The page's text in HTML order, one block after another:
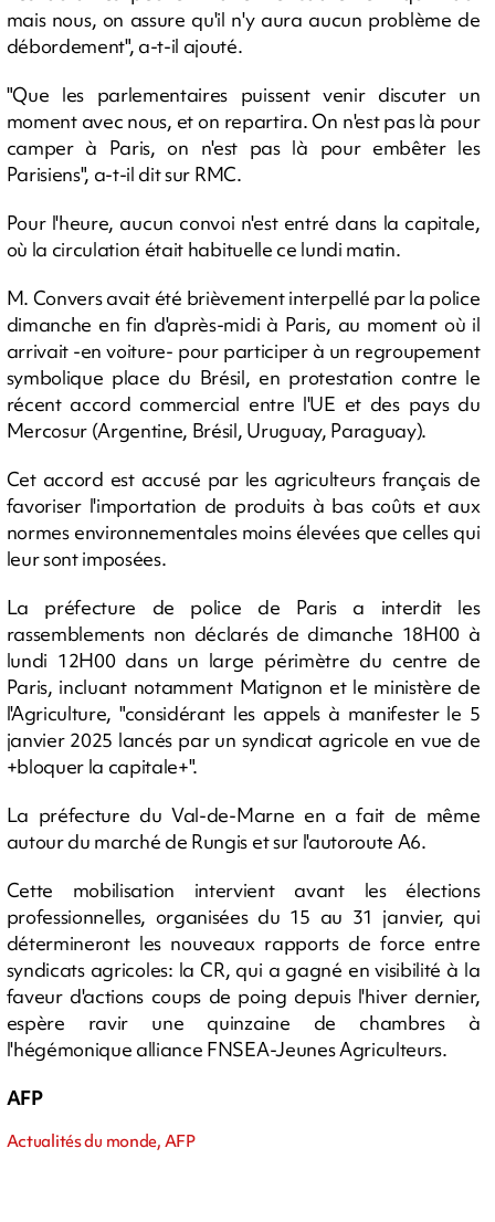
mais nous, on assure qu'il n'y aura aucun problème de
débordement", a-t-il ajouté.
"Que les parlementaires puissent venir discuter un
moment avec nous, et on repartira. On n'est pas là pour
camper à Paris, on n'est pas là pour embêter les
Parisiens", a-t-il dit sur RMC.
Pour l'heure, aucun convoi n'est entré dans la capitale,
où la circulation était habituelle ce lundi matin.
M. Convers avait été brièvement interpellé par la police
dimanche en fin d'après-midi à Paris, au moment où il
arrivait -en voiture- pour participer à un regroupement
symbolique place du Brésil, en protestation contre le
récent accord commercial entre l'UE et des pays du
Mercosur (Argentine, Brésil, Uruguay, Paraguay).
Cet accord est accusé par les agriculteurs français de
favoriser l'importation de produits à bas coûts et aux
normes environnementales moins élevées que celles qui
leur sont imposées.
La préfecture de police de Paris a interdit les
rassemblements non déclarés de dimanche 18H00 à
lundi 12H00 dans un large périmètre du centre de
Paris, incluant notamment Matignon et le ministère de
l'Agriculture, "considérant les appels à manifester le 5
janvier 2025 lancés par un syndicat agricole en vue de
+bloquer la capitale+".
La préfecture du Val-de-Marne en a fait de même
autour du marché de Rungis et sur l'autoroute A6.
Cette mobilisation intervient avant les élections
professionnelles, organisées du 15 au 31 janvier, qui
détermineront les nouveaux rapports de force entre
syndicats agricoles: la CR, qui a gagné en visibilité à la
faveur d'actions coups de poing depuis l'hiver dernier,
espère ravir une quinzaine de chambres à
l'hégémonique alliance FNSEA-Jeunes Agriculteurs.
AFP
Actualités du monde, AFP